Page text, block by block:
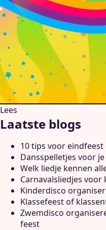
Lees
Laatste blogs
10 tips voor
Dansspelletjes voor
Welk liedje kennen
Carnavalsliedjes voor
Kinderdisco
Klassefeest of
Zwemdisco
feest